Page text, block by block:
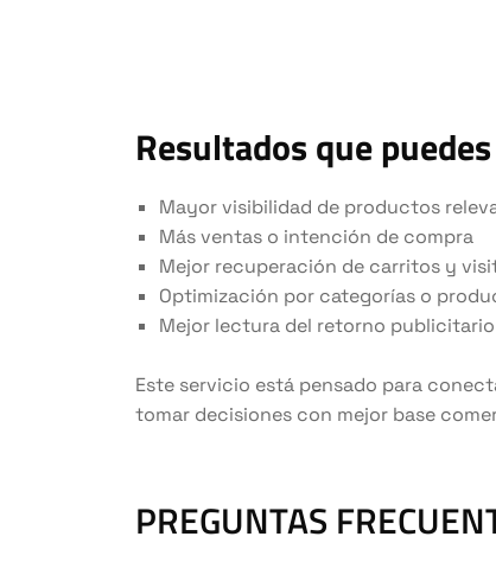
Resultados que
Mayor visibilidad de productos
Más ventas o intención de compra
Mejor recuperación de carritos y
Optimización por categorías o
Mejor lectura del retorno publicitario
Este servicio está pensado para
tomar decisiones con mejor base
PREGUNTAS